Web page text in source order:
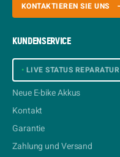
KONTAKTIEREN SIE UNS
KUNDENSERVICE
• LIVE STATUS REPARATUR
Neue E-bike Akkus
Kontakt
Garantie
Zahlung und Versand